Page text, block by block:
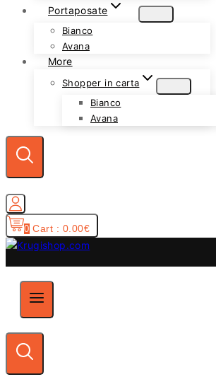
Portaposate
Bianco
Avana
More
Shopper in carta
Bianco
Avana
0 Cart : 0.00€